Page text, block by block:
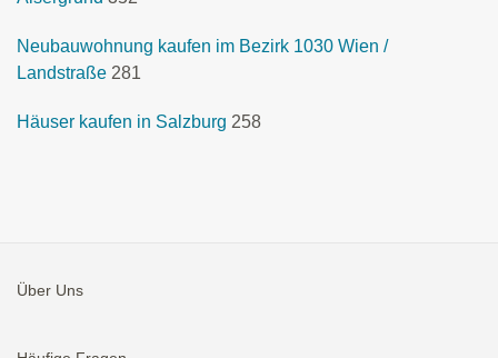
Neubauwohnung kaufen im Bezirk 1030 Wien /
Landstraße 281
Häuser kaufen in Salzburg 258
Über Uns